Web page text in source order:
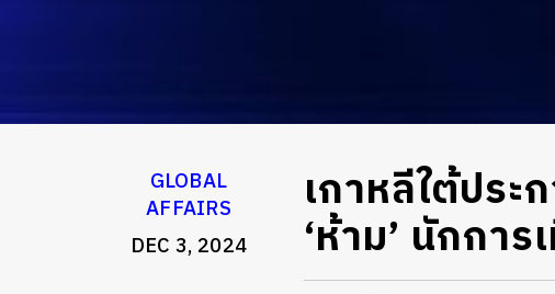
GLOBAL
AFFAIRS
DEC 3, 2024
เกาหลีใต้ปร
‘ห้าม’ นักการ